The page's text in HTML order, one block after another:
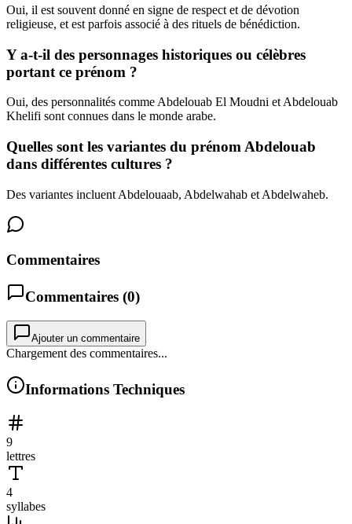
Oui, il est souvent donné en signe de respect et de dévotion
religieuse, et est parfois associé à des rituels de bénédiction.
Y a-t-il des personnages historiques ou célèbres
portant ce prénom ?
Oui, des personnalités comme Abdelouab El Moudni et Abdelouab
Khelifi sont connues dans le monde arabe.
Quelles sont les variantes du prénom Abdelouab
dans différentes cultures ?
Des variantes incluent Abdelouaab, Abdelwahab et Abdelwaheb.
Commentaires
Commentaires (0)
Ajouter un commentaire
Chargement des commentaires...
Informations Techniques
9
lettres
4
syllabes